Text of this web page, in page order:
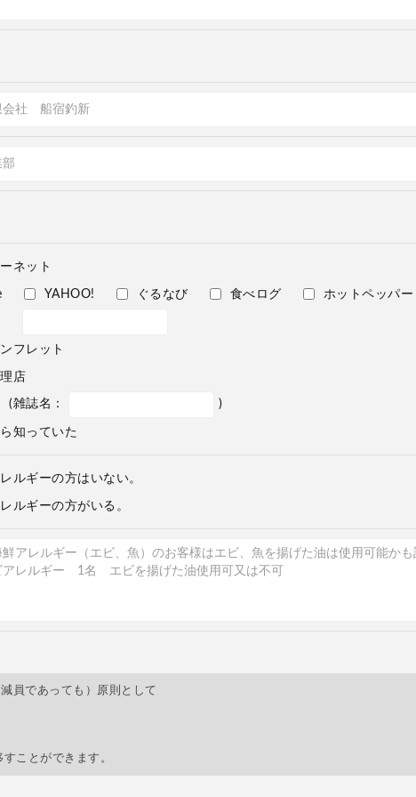
ネット
YAHOO! ぐるなび 食べログ ホットペッパー
フレット
店
(雑誌名： )
知っていた
ルギーの方はいない。
ルギーの方がいる。
員であっても）原則として
ことができます。